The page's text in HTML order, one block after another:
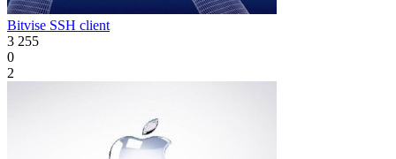
Bitvise SSH client
3 255
0
2